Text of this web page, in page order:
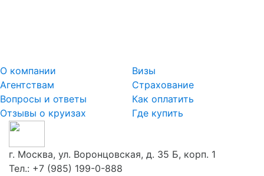
О компании
Агентствам
Вопросы и ответы
Отзывы о круизах
Визы
Страхование
Как оплатить
Где купить
г. Москва, ул. Воронцовская, д. 35 Б, корп. 1
Тел.: +7 (985) 199-0-888